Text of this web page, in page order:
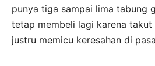
punya tiga sampai lima tabung
tetap membeli lagi karena takut
justru memicu keresahan di